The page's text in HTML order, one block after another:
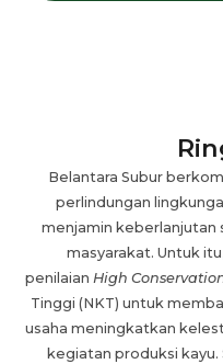
Belantara Subur
perlindungan
menjamin keberlanjutan
masyarakat. Untuk
penilaian High
Tinggi (NKT) untuk
usaha meningkatkan
kegiatan produksi